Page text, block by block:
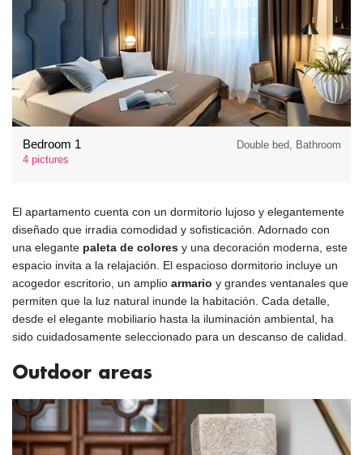
Bedroom 1
4 pictures
Double bed, Bathroom
El apartamento cuenta con un dormitorio lujoso y elegantemente
diseñado que irradia comodidad y sofisticación. Adornado con
una elegante paleta de colores y una decoración moderna, este
espacio invita a la relajación. El espacioso dormitorio incluye un
acogedor escritorio, un amplio armario y grandes ventanales que
permiten que la luz natural inunde la habitación. Cada detalle,
desde el elegante mobiliario hasta la iluminación ambiental, ha
sido cuidadosamente seleccionado para un descanso de calidad.
Outdoor areas